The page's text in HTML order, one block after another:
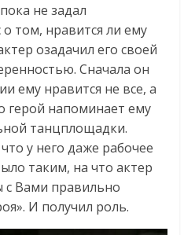
не задал
том, нравится ли ему
озадачил его своей
Сначала он
ему нравится не все, а
герой напоминает ему
танцплощадки.
у него даже рабочее
таким, на что актер
с Вами правильно
И получил роль.